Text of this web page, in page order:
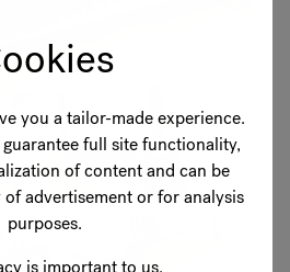
you a tailor-made experience.
full site functionality,
of content and can be
advertisement or for analysis
purposes.